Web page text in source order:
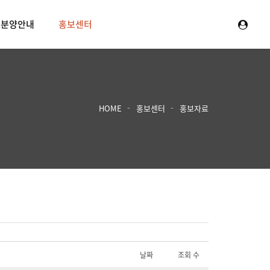
분양안내 홍보센터
HOME 홍보센터 홍보자료
날짜 조회 수